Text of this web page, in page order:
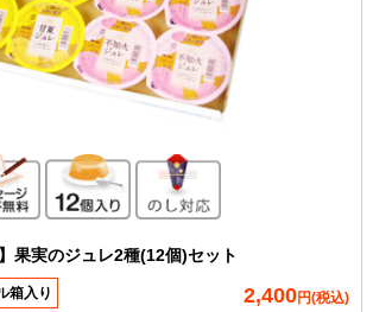
向け商品
メッセージカード無料
12個入り のし対応
果実のジュレ2種(12個)セット
箱入り 2,400円(税込)